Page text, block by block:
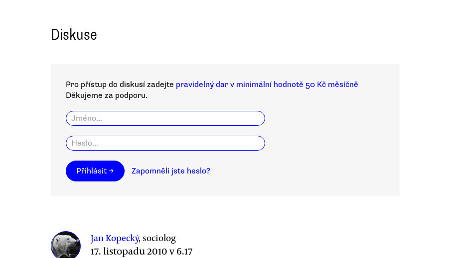
Diskuse
Pro přístup do diskusí zadejte pravidelný dar v minimální hodnotě 50 Kč měsíčně
Děkujeme za podporu.
Přihlásit → Zapomněli jste heslo?
Jan Kopecký, sociolog
17. listopadu 2010 v 6.17